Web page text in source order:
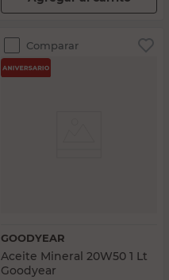
Comparar
GOODYEAR
Aceite Mineral 20W50 1 Lt
Goodyear